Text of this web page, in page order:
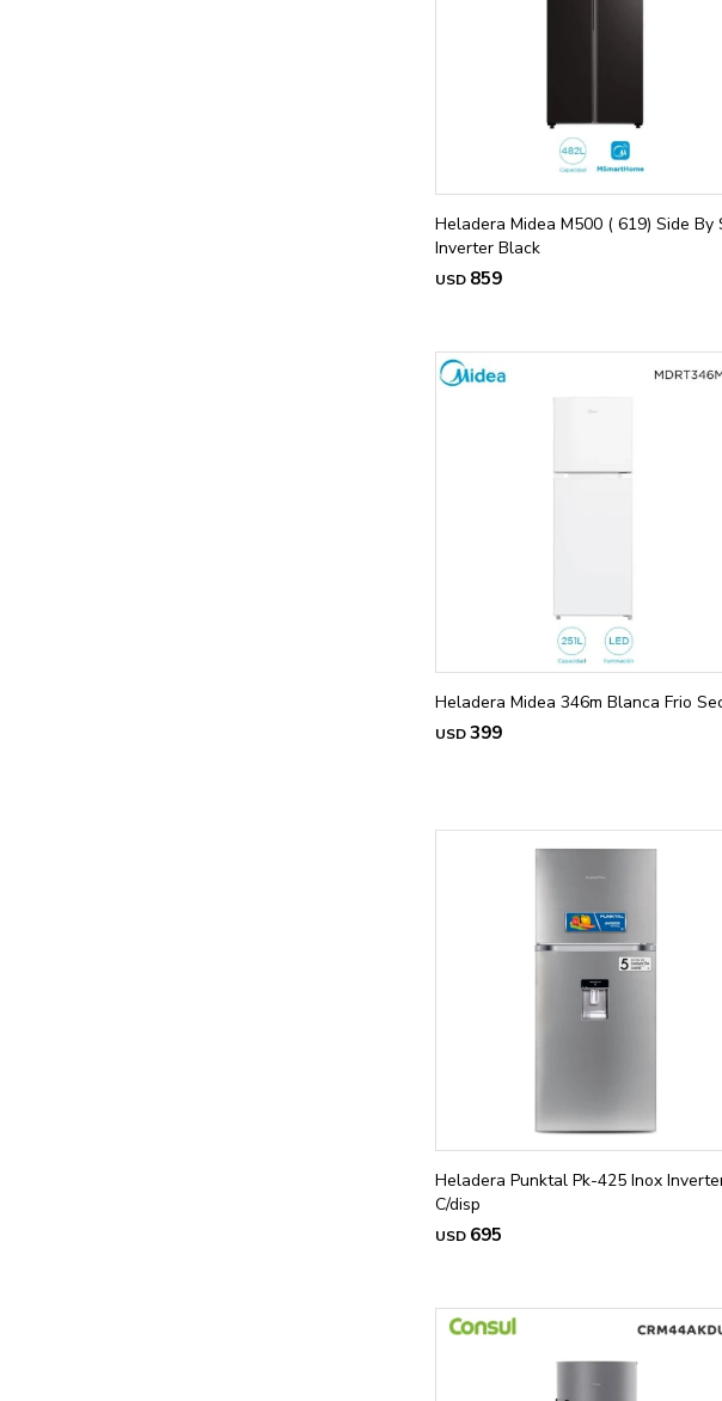
Heladera Midea M500 ( 619) Side By
Inverter Black
USD 859
Heladera Midea 346m Blanca Frio
USD399
Heladera Punktal Pk-425 Inox
C/disp
USD 695